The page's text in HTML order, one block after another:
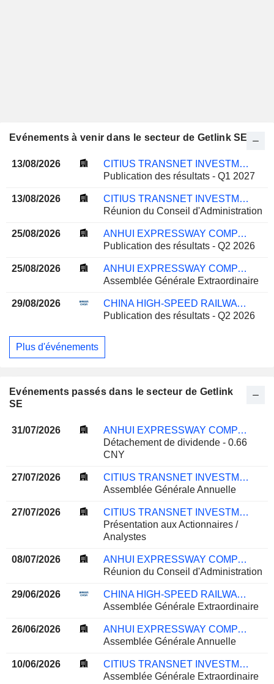
Evénements à venir dans le secteur de Getlink SE
13/08/2026
CITIUS TRANSNET INVESTMENT TRUST
Publication des résultats - Q1 2027
13/08/2026
CITIUS TRANSNET INVESTMENT TRUST
Réunion du Conseil d'Administration
25/08/2026
ANHUI EXPRESSWAY COMPANY LIMITED
Publication des résultats - Q2 2026
25/08/2026
ANHUI EXPRESSWAY COMPANY LIMITED
Assemblée Générale Extraordinaire
29/08/2026
CHINA HIGH-SPEED RAILWAY TECHNOLOGY CO., LTD.
Publication des résultats - Q2 2026
Plus d'événements
Evénements passés dans le secteur de Getlink
SE
31/07/2026
ANHUI EXPRESSWAY COMPANY LIMITED
Détachement de dividende - 0.66
CNY
27/07/2026
CITIUS TRANSNET INVESTMENT TRUST
Assemblée Générale Annuelle
27/07/2026
CITIUS TRANSNET INVESTMENT TRUST
Présentation aux Actionnaires /
Analystes
08/07/2026
ANHUI EXPRESSWAY COMPANY LIMITED
Réunion du Conseil d'Administration
29/06/2026
CHINA HIGH-SPEED RAILWAY TECHNOLOGY CO., LTD.
Assemblée Générale Extraordinaire
26/06/2026
ANHUI EXPRESSWAY COMPANY LIMITED
Assemblée Générale Annuelle
10/06/2026
CITIUS TRANSNET INVESTMENT TRUST
Assemblée Générale Extraordinaire